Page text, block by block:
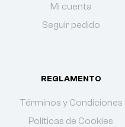
Mi cuenta
Seguir pedido
REGLAMENTO
Términos y Condiciones
Políticas de Cookies